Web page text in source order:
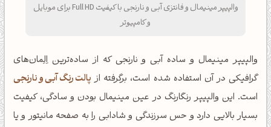
والپیپر مینیمال و فانتزی آبی و نارنجی با کیفیت Full HD برای موبایل
و کامپیوتر
والپیپر مینیمال و ساده آبی و نارنجی که از ساده‌ترین اِلِمان‌های
گرافیکی در آن استفاده شده است، برگرفته از پالت رنگ آبی و نارنجی
است. این والپیپر رنگارنگ در عین مینیمال بودن و سادگی، کیفیت
بسیار بالایی دارد و حس سرزندگی و شادابی را به صفحه مانیتور و یا